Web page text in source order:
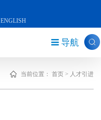
ENGLISH
导航
当前位置： 首页 > 人才引进